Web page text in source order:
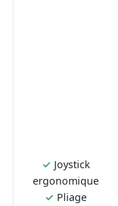
✓ Joystick
ergonomique
✓ Pliage